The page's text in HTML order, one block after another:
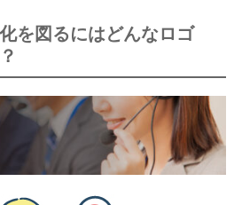
を図るにはどんなロゴ